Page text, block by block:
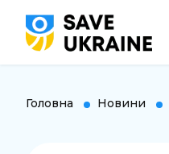
Головна Новини